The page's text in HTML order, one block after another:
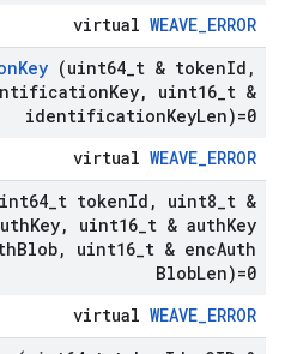
virtual WEAVE_ERROR
Key (uint64 t & tokenId ,
Key, uint16 t &
identificationKeyLen)=0
virtual WEAVE_ERROR
t tokenId , uint8 t &
Key, uint16 t & authKey
Blob, uint16 t & encAuth
BlobLen)=0
virtual WEAVE_ERROR